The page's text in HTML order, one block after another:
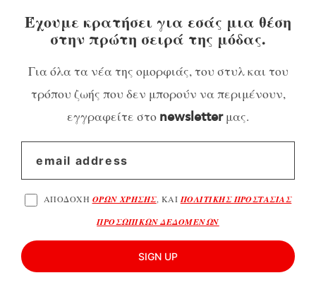
Έχουμε κρατήσει για εσάς μια θέση
στην πρώτη σειρά της μόδας.
Για όλα τα νέα της ομορφιάς, του στυλ και του
τρόπου ζωής που δεν μπορούν να περιμένουν,
εγγραφείτε στο newsletterμας.
ΑΠΟΔΟΧΗ ΟΡΩΝ ΧΡΗΣΗΣ, ΚΑΙΠΟΛΙΤΙΚΗΣ ΠΡΟΣΤΑΣΙΑΣ
ΠΡΟΣΩΠΙΚΩΝ ΔΕΔΟΜΕΝΩΝ
SIGN UP